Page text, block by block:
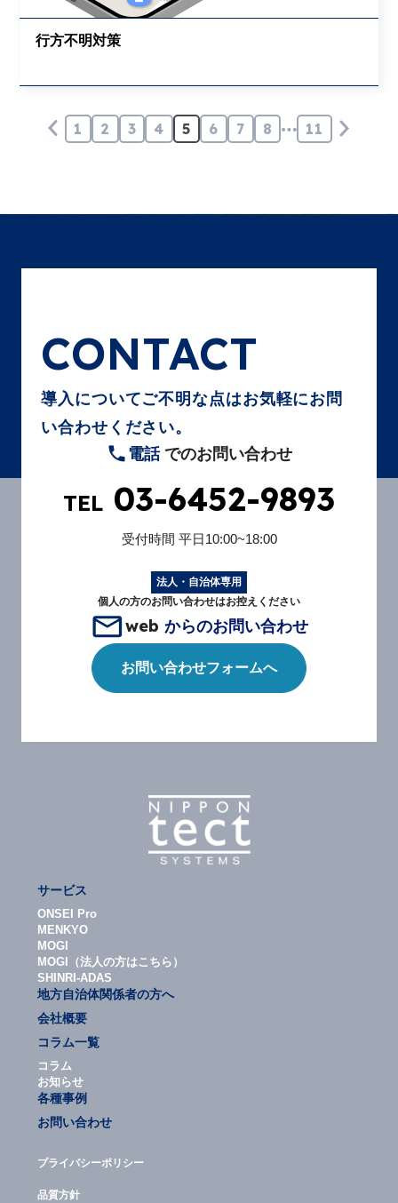
行方不明対策
1 2 3 4 5 6 7 8 11
CONTACT
導入についてご不明な点はお気軽にお問
い合わせください。
電話でのお問い合わせ
TEL 03-6452-9893
受付時間 平日10:00~18:00
法人・自治体専用
個人の方のお問い合わせはお控えください
web からのお問い合わせ
お問い合わせフォームへ
サービス
ONSEI Pro
MENKYO
MOGI
MOGI（法人の方はこちら）
SHINRI-ADAS
地方自治体関係者の方へ
会社概要
コラム一覧
コラム
お知らせ
各種事例
お問い合わせ
プライバシーポリシー
品質方針